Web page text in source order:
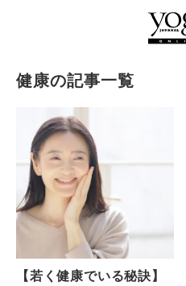
健康の記事一覧
【若く健康でいる秘訣】